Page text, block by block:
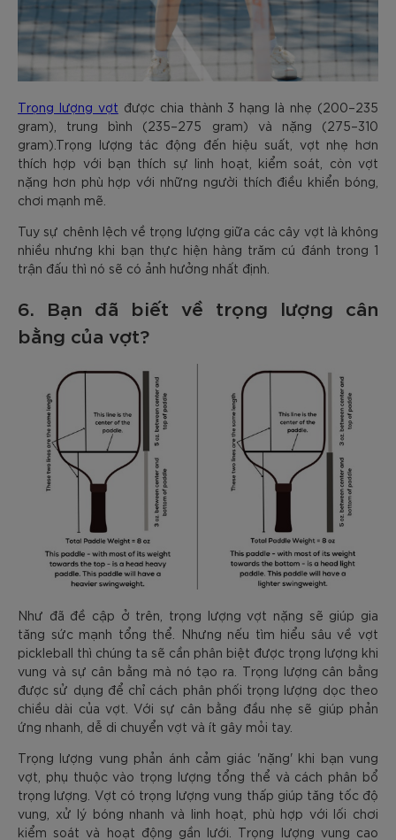
Trọng lượng vợt được chia thành 3 hạng là nhẹ (200–235
gram), trung bình (235–275 gram) và nặng (275–310
gram).Trọng lượng tác động đến hiệu suất, vợt nhẹ hơn
thích hợp với bạn thích sự linh hoạt, kiểm soát, còn vợt
nặng hơn phù hợp với những người thích điều khiển bóng,
chơi mạnh mẽ.
Tuy sự chênh lệch về trọng lượng giữa các cây vợt là không
nhiều nhưng khi bạn thực hiện hàng trăm cú đánh trong 1
trận đấu thì nó sẽ có ảnh hưởng nhất định.
6. Bạn đã biết về trọng lượng cân
bằng của vợt?
Như đã đề cập ở trên, trọng lượng vợt nặng sẽ giúp gia
tăng sức mạnh tổng thể. Nhưng nếu tìm hiểu sâu về vợt
pickleball thì chúng ta sẽ cần phân biệt được trọng lượng khi
vung và sự cân bằng mà nó tạo ra. Trọng lượng cân bằng
được sử dụng để chỉ cách phân phối trọng lượng dọc theo
chiều dài của vợt. Với sự cân bằng đầu nhẹ sẽ giúp phản
ứng nhanh, dễ di chuyển vợt và ít gây mỏi tay.
Trọng lượng vung phản ánh cảm giác 'nặng' khi bạn vung
vợt, phụ thuộc vào trọng lượng tổng thể và cách phân bổ
trọng lượng. Vợt có trọng lượng vung thấp giúp tăng tốc độ
vung, xử lý bóng nhanh và linh hoạt, phù hợp với lối chơi
kiểm soát và hoạt động gần lưới. Trọng lượng vung cao